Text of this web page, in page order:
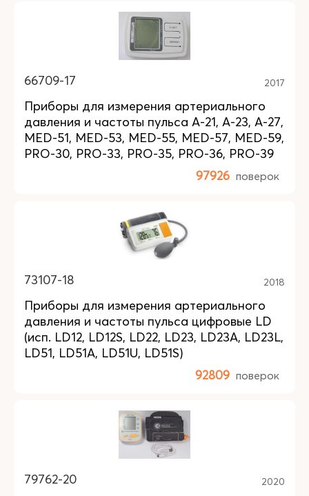
66709-17 2017
Приборы для измерения артериального
давления и частоты пульса A-21, A-23, A-27,
MED-51, MED-53, MED-55, MED-57, MED-59,
PRO-30, PRO-33, PRO-35, PRO-36, PRO-39
97926 поверок
73107-18 2018
Приборы для измерения артериального
давления и частоты пульса цифровые LD
(исп. LD12, LD12S, LD22, LD23, LD23A, LD23L,
LD51, LD51A, LD51U, LD51S)
92809 поверок
79762-20 2020